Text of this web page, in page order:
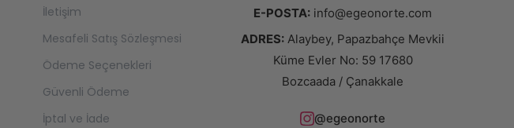
İletişim
Mesafeli Satış Sözleşmesi
Ödeme Seçenekleri
Güvenli Ödeme
İptal ve İade
E-POSTA: info@egeonorte.com
ADRES: Alaybey, Papazbahçe Mevkii
Küme Evler No: 59 17680
Bozcaada / Çanakkale
@egeonorte